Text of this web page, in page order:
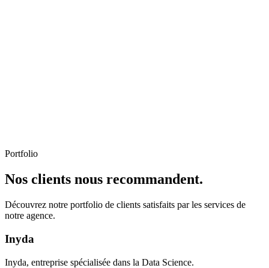
Portfolio
Nos clients nous recommandent.
Découvrez notre portfolio de clients satisfaits par les services de
notre agence.
Inyda
Inyda, entreprise spécialisée dans la Data Science.